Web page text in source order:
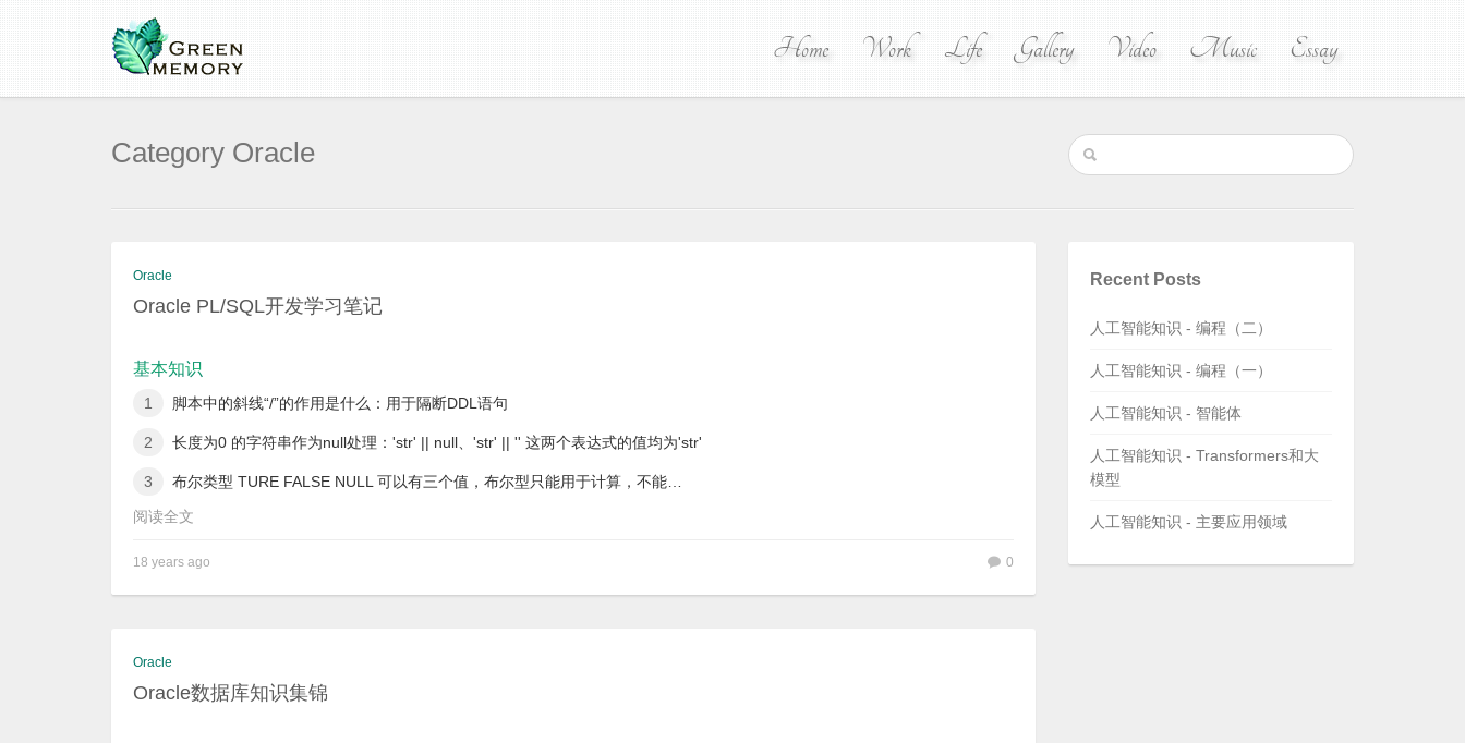
Home Work Life Gallery Video Music Essay
Category Oracle
Oracle
Oracle PL/SQL开发学习笔记
基本知识
脚本中的斜线“/”的作用是什么：用于隔断DDL语句
长度为0 的字符串作为null处理：'str' || null、'str' || '' 这两个表达式的值均为'str'
布尔类型 TURE FALSE NULL 可以有三个值，布尔型只能用于计算，不能…
阅读全文
18 years ago 0
Oracle
Oracle数据库知识集锦
Recent Posts
人工智能知识 - 编程（二）
人工智能知识 - 编程（一）
人工智能知识 - 智能体
人工智能知识 - Transformers和大
模型
人工智能知识 - 主要应用领域